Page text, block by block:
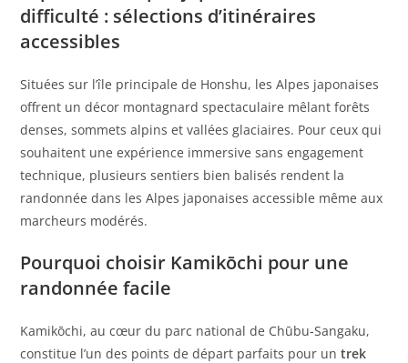
difficulté : sélections d’itinéraires
accessibles
Situées sur l’île principale de Honshu, les Alpes japonaises
offrent un décor montagnard spectaculaire mêlant forêts
denses, sommets alpins et vallées glaciaires. Pour ceux qui
souhaitent une expérience immersive sans engagement
technique, plusieurs sentiers bien balisés rendent la
randonnée dans les Alpes japonaises accessible même aux
marcheurs modérés.
Pourquoi choisir Kamikōchi pour une
randonnée facile
Kamikōchi, au cœur du parc national de Chūbu-Sangaku,
constitue l’un des points de départ parfaits pour untrek